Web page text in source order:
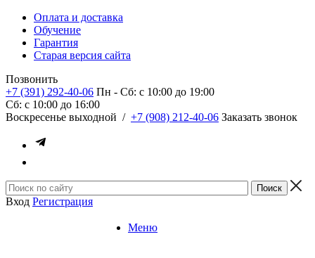
Оплата и доставка
Обучение
Гарантия
Старая версия сайта
Позвонить
+7 (391) 292-40-06 Пн - Сб: c 10:00 до 19:00
Сб: c 10:00 до 16:00
​Воскресенье выходной / +7 (908) 212-40-06 Заказать звонок
Вход Регистрация
Меню